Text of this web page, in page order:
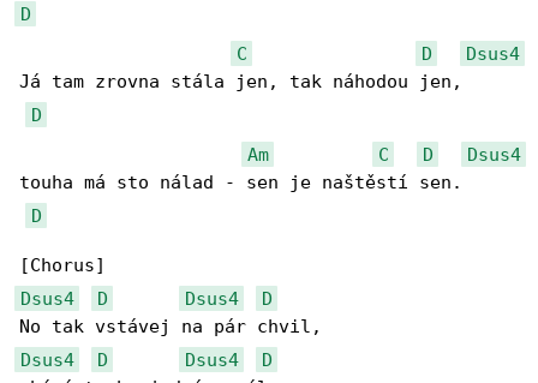
D
C
D
Dsus4
Já tam zrovna stála jen, tak náhodou jen,
D
Am
C D
Dsus4
touha má sto nálad - sen je naštěstí sen.
D
Dsus4
D Dsus4
D
Dsus4
D Dsus4
D